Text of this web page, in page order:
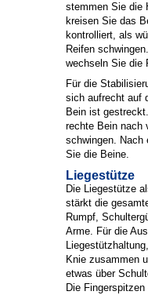
stemmen Sie die
kreisen Sie das
kontrolliert, als
Reifen
wechseln Sie die
Für die
sich aufrecht auf
Bein ist
rechte Bein nach
schwingen. Nach
Sie die Beine.
Liegestütze
Die Liegestütze
stärkt die
Rumpf,
Arme. Für die
Knie zusammen
etwas über
Die